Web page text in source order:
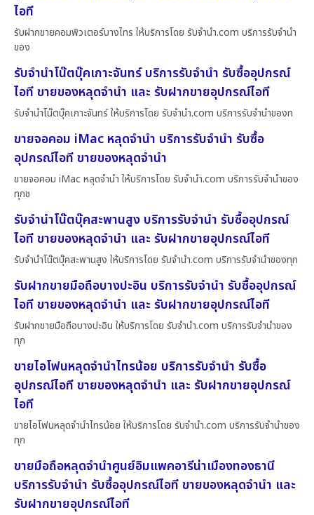
ไอที
รับฝากขายคอมพิวเตอร์บางไทร ให้บริการโดย รับจํานํา.com บริการรับจำนำ
ของ
รับจำนำโน๊ตบุ๊คเกาะจันทร์ บริการรับจำนำ รับซื้ออุปกรณ์
ไอที ขายของหลุดจำนำ และ รับฝากขายอุปกรณ์ไอที
รับจำนำโน๊ตบุ๊คเกาะจันทร์ ให้บริการโดย รับจํานํา.com บริการรับจำนำของท
ขายจอคอม iMac หลุดจำนำ บริการรับจำนำ รับซื้อ
อุปกรณ์ไอที ขายของหลุดจำนำ
ขายจอคอม iMac หลุดจำนำ ให้บริการโดย รับจํานํา.com บริการรับจำนำของ
ทุกช
รับจำนำโน๊ตบุ๊คสะพานสูง บริการรับจำนำ รับซื้ออุปกรณ์
ไอที ขายของหลุดจำนำ และ รับฝากขายอุปกรณ์ไอที
รับจำนำโน๊ตบุ๊คสะพานสูง ให้บริการโดย รับจํานํา.com บริการรับจำนำของทุก
รับฝากขายมือถือบางปะอิน บริการรับจำนำ รับซื้ออุปกรณ์
ไอที ขายของหลุดจำนำ และ รับฝากขายอุปกรณ์ไอที
รับฝากขายมือถือบางปะอิน ให้บริการโดย รับจํานํา.com บริการรับจำนำของ
ทุก
ขายไอโฟนหลุดจำนำไทรน้อย บริการรับจำนำ รับซื้อ
อุปกรณ์ไอที ขายของหลุดจำนำ และ รับฝากขายอุปกรณ์
ไอที
ขายไอโฟนหลุดจำนำไทรน้อย ให้บริการโดย รับจํานํา.com บริการรับจำนำของ
ทุก
ขายมือถือหลุดจำนำศูนย์อิมแพคอารีน่าเมืองทองธานี
บริการรับจำนำ รับซื้ออุปกรณ์ไอที ขายของหลุดจำนำ และ
รับฝากขายอุปกรณ์ไอที